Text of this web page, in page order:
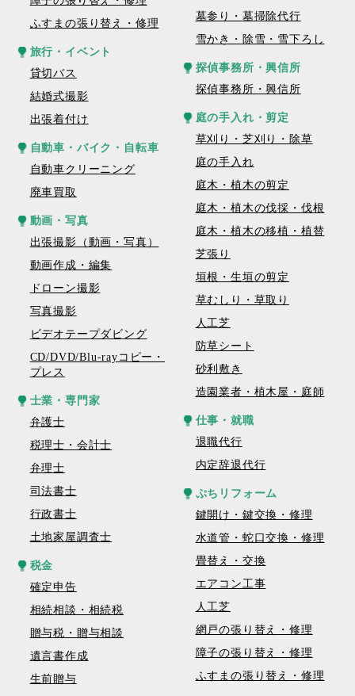
ふすまの張り替え・修理
旅行・イベント
貸切バス
結婚式撮影
出張着付け
自動車・バイク・自転車
自動車クリーニング
廃車買取
動画・写真
出張撮影（動画・写真）
動画作成・編集
ドローン撮影
写真撮影
ビデオテープダビング
CD/DVD/Blu-rayコピー・
プレス
士業・専門家
弁護士
税理士・会計士
弁理士
司法書士
行政書士
土地家屋調査士
税金
確定申告
相続相談・相続税
贈与税・贈与相談
遺言書作成
生前贈与
墓参り・墓掃除代行
雪かき・除雪・雪下ろし
探偵事務所・興信所
探偵事務所・興信所
庭の手入れ・剪定
草刈り・芝刈り・除草
庭の手入れ
庭木・植木の剪定
庭木・植木の伐採・伐根
庭木・植木の移植・植替
芝張り
垣根・生垣の剪定
草むしり・草取り
人工芝
防草シート
砂利敷き
造園業者・植木屋・庭師
仕事・就職
退職代行
内定辞退代行
ぷちリフォーム
鍵開け・鍵交換・修理
水道管・蛇口交換・修理
畳替え・交換
エアコン工事
人工芝
網戸の張り替え・修理
障子の張り替え・修理
ふすまの張り替え・修理